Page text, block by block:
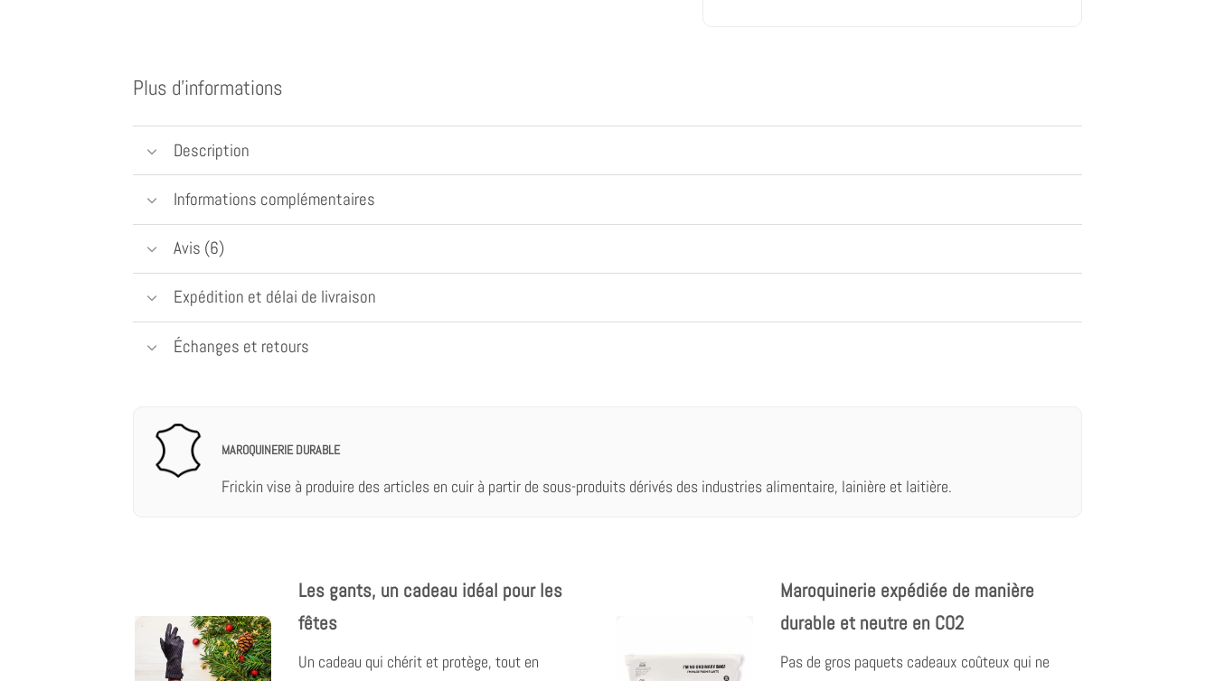
Plus d'informations
Description
Informations complémentaires
Avis (6)
Expédition et délai de livraison
Échanges et retours
MAROQUINERIE DURABLE
Frickin vise à produire des articles en cuir à partir de sous-produits dérivés des industries alimentaire, lainière et laitière.
Les gants, un cadeau idéal pour les
fêtes
Un cadeau qui chérit et protège, tout en
Maroquinerie expédiée de manière
durable et neutre en CO2
Pas de gros paquets cadeaux coûteux qui ne